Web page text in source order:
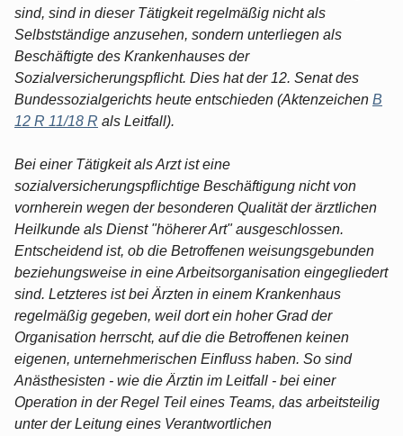
sind, sind in dieser Tätigkeit regelmäßig nicht als
Selbstständige anzusehen, sondern unterliegen als
Beschäftigte des Krankenhauses der
Sozialversicherungspflicht. Dies hat der 12. Senat des
Bundessozialgerichts heute entschieden (Aktenzeichen B
12 R 11/18 R als Leitfall).
Bei einer Tätigkeit als Arzt ist eine
sozialversicherungspflichtige Beschäftigung nicht von
vornherein wegen der besonderen Qualität der ärztlichen
Heilkunde als Dienst "höherer Art" ausgeschlossen.
Entscheidend ist, ob die Betroffenen weisungsgebunden
beziehungsweise in eine Arbeitsorganisation eingegliedert
sind. Letzteres ist bei Ärzten in einem Krankenhaus
regelmäßig gegeben, weil dort ein hoher Grad der
Organisation herrscht, auf die die Betroffenen keinen
eigenen, unternehmerischen Einfluss haben. So sind
Anästhesisten - wie die Ärztin im Leitfall - bei einer
Operation in der Regel Teil eines Teams, das arbeitsteilig
unter der Leitung eines Verantwortlichen